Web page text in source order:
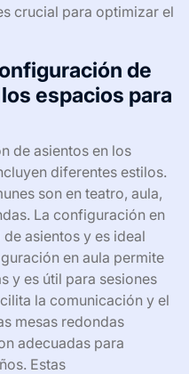
crucial para optimizar el
de
espacios para
de asientos en los
diferentes estilos.
son en teatro, aula,
La configuración en
asientos y es ideal
en aula permite
y es útil para sesiones
la comunicación y el
mesas redondas
adecuadas para
Estas